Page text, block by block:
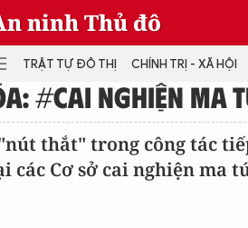
ninh Thủ đô
TRẬT TỰ ĐÔ THỊ CHÍNH TRỊ - XÃ HỘI
TRẬT TỰ ĐÔ THỊ
#CAI NGHIỆN MA
thắt" trong công tác
các Cơ sở cai nghiện ma